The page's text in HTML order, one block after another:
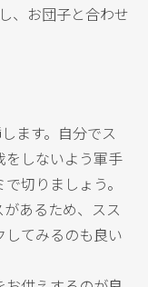
、お団子と合わせ
ます。自分でス
をしないよう軍手
切りましょう。
あるため、スス
てみるのも良い